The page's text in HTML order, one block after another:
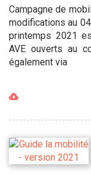
Campagne de
modifications au
printemps 2021
AVE ouverts au
également via